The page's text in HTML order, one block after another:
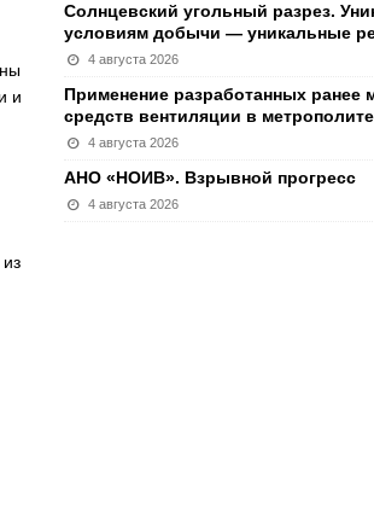
и
Солнцевский угольный разрез.
условиям добычи — уникальные
4 августа 2026
Применение разработанных ранее
средств вентиляции в
4 августа 2026
АНО «НОИВ». Взрывной прогресс
4 августа 2026